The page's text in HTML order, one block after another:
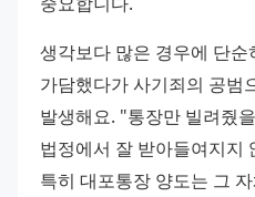
생각보다 많은 경우에 단
가담했다가 사기죄의 공범
발생해요. "통장만 빌려줬
법정에서 잘 받아들여지지
특히 대포통장 양도는 그